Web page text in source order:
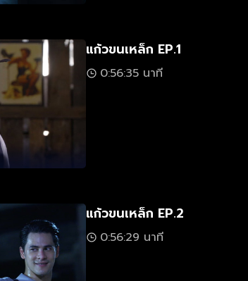
แก้วขนเหล็ก EP.1
0:56:35 นาที
แก้วขนเหล็ก EP.2
0:56:29 นาที